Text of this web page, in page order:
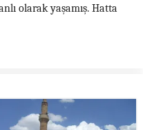
olarak yaşamış. Hatta